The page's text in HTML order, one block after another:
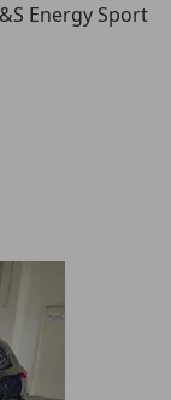
Energy Sport